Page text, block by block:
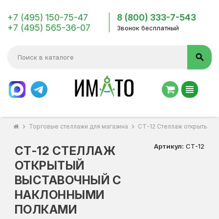
+7 (495) 150-75-47
+7 (495) 565-36-07
8 (800) 333-7-543
Звонок бесплатный
search
view_headline
chevron_right Торговые стеллажи для магазина chevron_right СТ-12 Стеллаж открытый
СТ-12 СТЕЛЛАЖ
ОТКРЫТЫЙ
ВЫСТАВОЧНЫЙ С
НАКЛОННЫМИ
ПОЛКАМИ
Артикул: СТ-12